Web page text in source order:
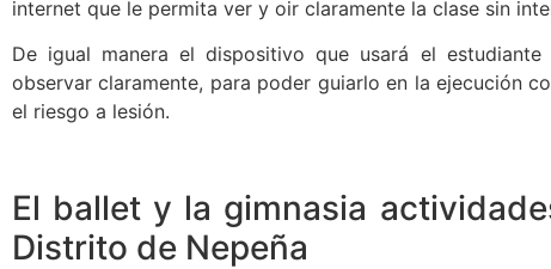
internet que le permita ver y oir claramente la clase sin
De igual manera el dispositivo que usará el
observar claramente, para poder guiarlo en la ejecución
el riesgo a lesión.
El ballet y la gimnasia
Distrito de Nepeña